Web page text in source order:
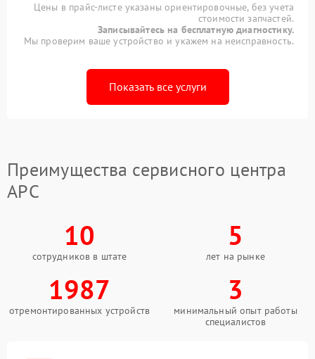
Цены в прайс-листе указаны ориентировочные, без учета
стоимости запчастей.
Записывайтесь на бесплатную диагностику.
Мы проверим ваше устройство и укажем на неисправность.
Показать все услуги
Преимущества сервисного центра
APC
10
сотрудников в штате
5
лет на рынке
1987
отремонтированных устройств
3
минимальный опыт работы
специалистов